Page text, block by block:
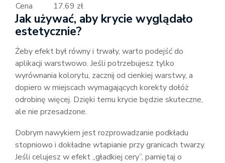
Cena
17.69 zł
Jak używać, aby krycie wyglądało
estetycznie?
Żeby efekt był równy i trwały, warto podejść do
aplikacji warstwowo. Jeśli potrzebujesz tylko
wyrównania kolorytu, zacznij od cienkiej warstwy, a
dopiero w miejscach wymagających korekty dołóż
odrobinę więcej. Dzięki temu krycie będzie skuteczne,
ale nie przesadzone.
Dobrym nawykiem jest rozprowadzanie podkładu
stopniowo i dokładne wtapianie przy granicach twarzy.
Jeśli celujesz w efekt „gładkiej cery”, pamiętaj o